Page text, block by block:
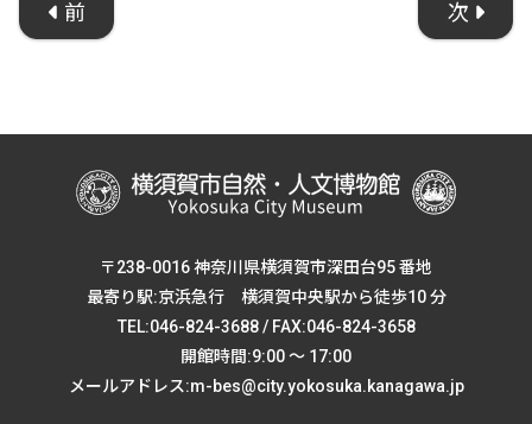
前 次
〒238-0016 神奈川県横須賀市深田台95 番地
最寄り駅:京浜急行 横須賀中央駅から徒歩10 分
TEL:046-824-3688 / FAX:046-824-3658
開館時間:9:00 ～ 17:00
メールアドレス:m-bes@city.yokosuka.kanagawa.jp